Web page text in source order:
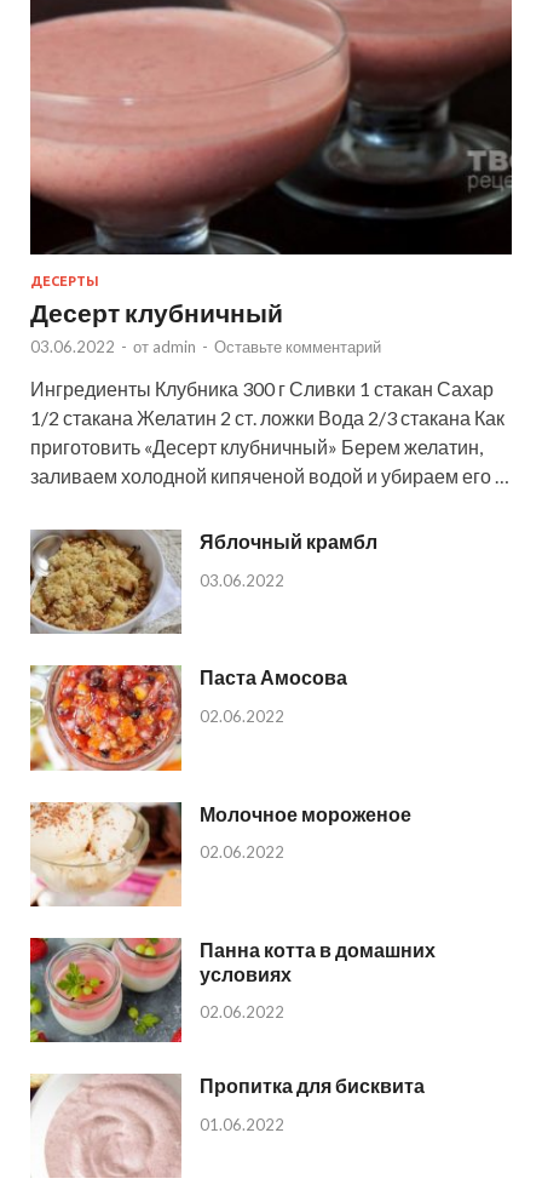
ДЕСЕРТЫ
Десерт клубничный
03.06.2022 - от admin - Оставьте комментарий
Ингредиенты Клубника 300 г Сливки 1 стакан Сахар
1/2 стакана Желатин 2 ст. ложки Вода 2/3 стакана Как
приготовить «Десерт клубничный» Берем желатин,
заливаем холодной кипяченой водой и убираем его …
Яблочный крамбл
03.06.2022
Паста Амосова
02.06.2022
Молочное мороженое
02.06.2022
Панна котта в домашних
условиях
02.06.2022
Пропитка для бисквита
01.06.2022